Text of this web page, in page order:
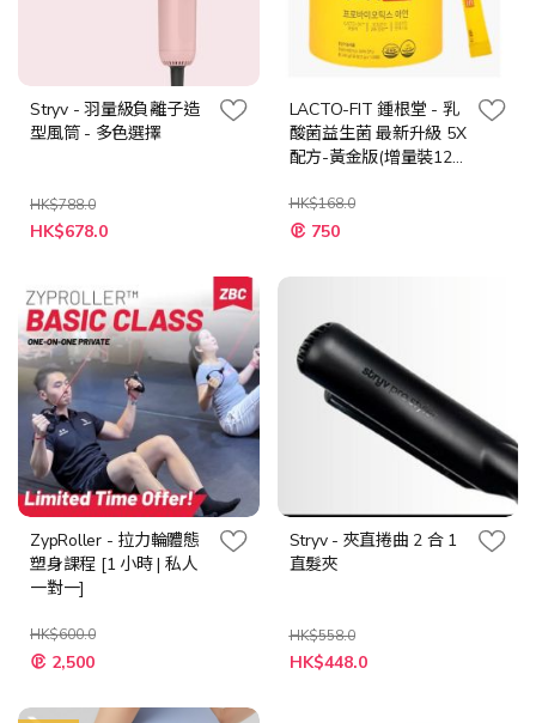
Stryv - 羽量級負離子造
型風筒 - 多色選擇
HK$788.0
HK$678.0
LACTO-FIT 鍾根堂 - 乳
酸菌益生菌 最新升級 5X
配方-黃金版(增量裝120
HK$168.0
特
殊
格
750
ZypRoller - 拉力輪體態
塑身課程 [1 小時 | 私人
一對一]
HK$600.0
特
殊
格
2,500
Stryv - 夾直捲曲 2 合 1
直髮夾
HK$558.0
特
殊
HK$448.0